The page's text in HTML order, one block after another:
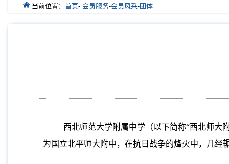
当前位置： 首页- 会员服务-会员风采-团体
西北师范大学附属中学（以下简称“西北师大
为国立北平师大附中，在抗日战争的烽火中，几经